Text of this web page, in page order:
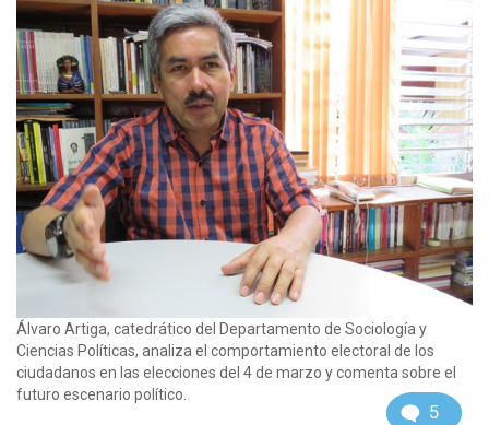
Álvaro Artiga, catedrático del Departamento de Sociología y
Ciencias Políticas, analiza el comportamiento electoral de los
ciudadanos en las elecciones del 4 de marzo y comenta sobre el
futuro escenario político.
5